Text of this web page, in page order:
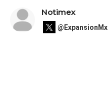
Notimex
@ExpansionMx